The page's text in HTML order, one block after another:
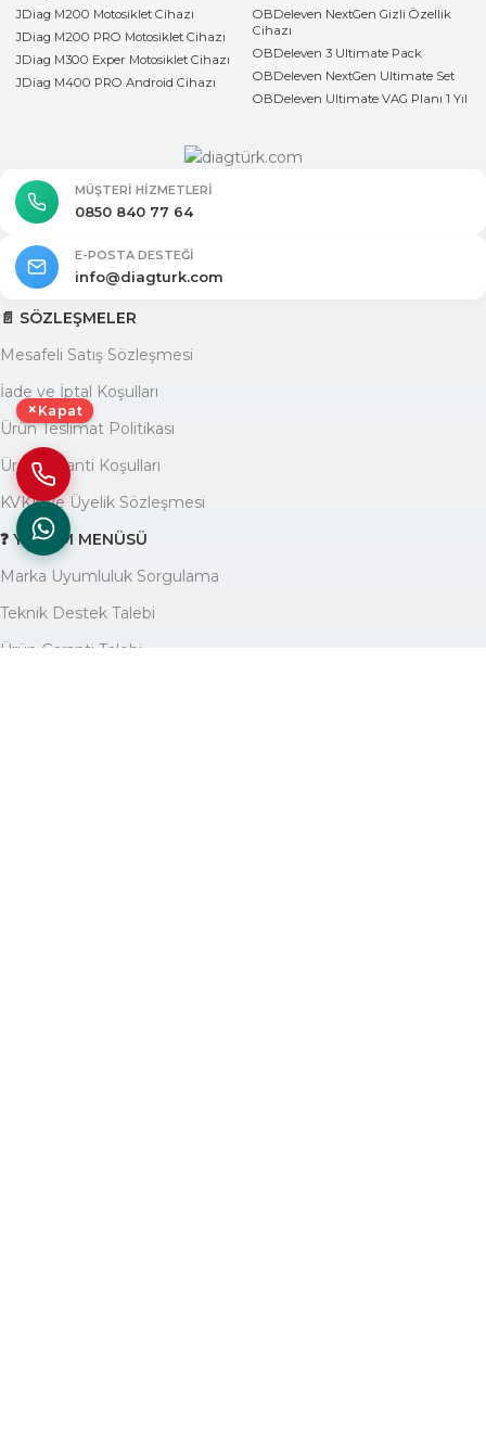
JDiag M200 Motosiklet Cihazı
JDiag M200 PRO Motosiklet Cihazı
JDiag M300 Exper Motosiklet Cihazı
JDiag M400 PRO Android Cihazı
OBDeleven NextGen Gizli Özellik
Cihazı
OBDeleven 3 Ultimate Pack
OBDeleven NextGen Ultimate Set
OBDeleven Ultimate VAG Planı 1 Yıl
MÜŞTERI HIZMETLERI
0850 840 77 64
E-POSTA DESTEĞI
info@diagturk.com
📄 SÖZLEŞMELER
Mesafeli Satış Sözleşmesi
İade ve İptal Koşulları
Ürün Teslimat Politikası
Ürün Garanti Koşulları
KVKK ve Üyelik Sözleşmesi
❓ YARDIM MENÜSÜ
Marka Uyumluluk Sorgulama
Teknik Destek Talebi
Ürün Garanti Talebi
× Kapat